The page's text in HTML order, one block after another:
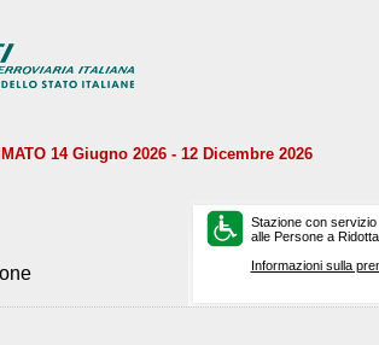
14 Giugno 2026 - 12 Dicembre 2026
Stazione con
alle Persone a
Informazioni sulla